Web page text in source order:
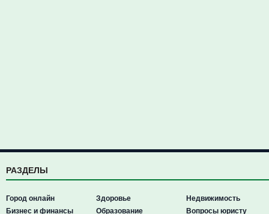
РАЗДЕЛЫ
Город онлайн
Бизнес и финансы
Здоровье
Образование
Недвижимость
Вопросы юристу